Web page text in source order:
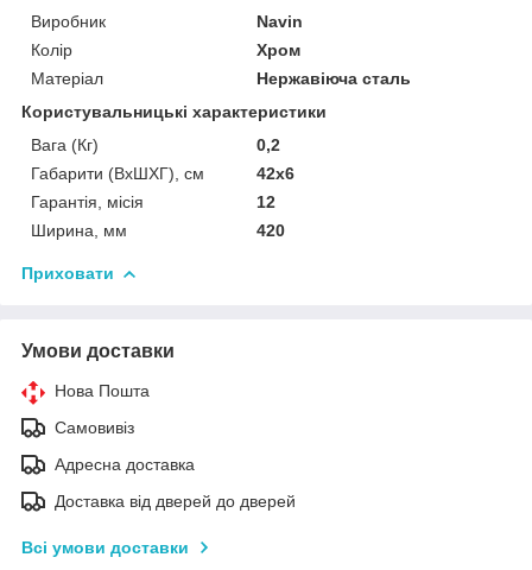
Виробник
Navin
Колір
Хром
Матеріал
Нержавіюча сталь
Користувальницькі характеристики
Вага (Кг)
0,2
Габарити (ВхШХГ), см
42х6
Гарантія, місія
12
Ширина, мм
420
Приховати
Умови доставки
Нова Пошта
Самовивіз
Адресна доставка
Доставка від дверей до дверей
Всі умови доставки